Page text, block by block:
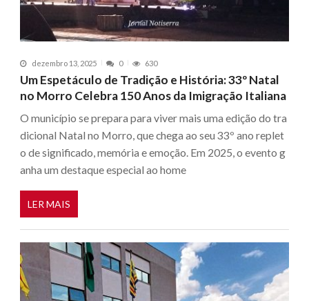
dezembro 13, 2025 0 630
Um Espetáculo de Tradição e História: 33º Natal
no Morro Celebra 150 Anos da Imigração Italiana
O município se prepara para viver mais uma edição do tra
dicional Natal no Morro, que chega ao seu 33º ano replet
o de significado, memória e emoção. Em 2025, o evento g
anha um destaque especial ao home
LER MAIS